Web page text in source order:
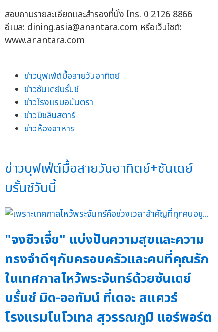
สอบถามรายละเอียดและสำรองที่นั่ง โทร. 0 2126 8866
อีเมล: dining.asia@anantara.com หรือเว็บไซต์:
www.anantara.com
ข่าวบุฟเฟ่ต์มื้อสายวันอาทิตย์
ข่าวซันเดย์บรั้นช์
ข่าวโรงแรมอนันตรา
ข่าวมิชลินสตาร์
ข่าวห้องอาหาร
ข่าวบุฟเฟ่ต์มื้อสายวันอาทิตย์+ซันเดย์
บรั้นช์วันนี้
"จงชิวเจี๋ย" แบ่งปันความสุขและความ
ทรงจำดีๆกับครอบครัวและคนที่คุณรัก
ในเทศกาลไหว้พระจันทร์ด้วยซันเดย์
บรั้นช์ มิด-ออทัมน์ ที่เดอะ สแควร์
โรงแรมโนโวเทล สุวรรณภูมิ แอร์พอร์ต